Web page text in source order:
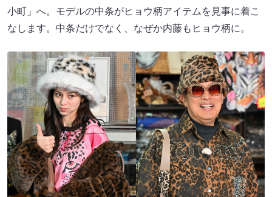
小町」へ。モデルの中条がヒョウ柄アイテムを見事に着こ
なします。中条だけでなく、なぜか内藤もヒョウ柄に。